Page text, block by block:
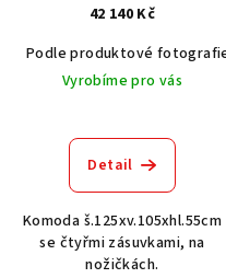
42 140 Kč
Podle produktové fotografie
Vyrobíme pro vás
Detail
Komoda š.125xv.105xhl.55cm
se čtyřmi zásuvkami, na
nožičkách.